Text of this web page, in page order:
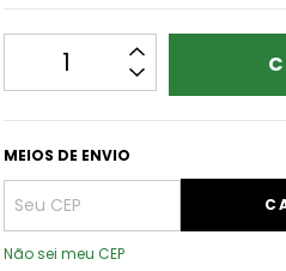
MEIOS DE ENVIO
Não sei meu CEP